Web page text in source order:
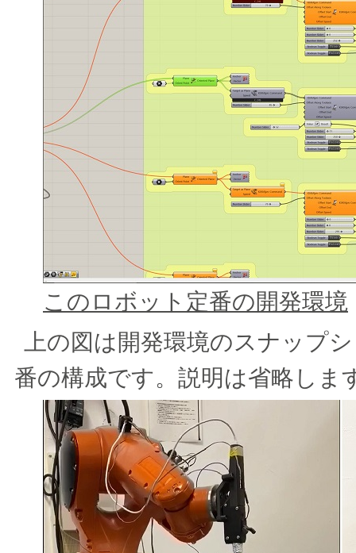
このロボット定番の開発環境
上の図は開発環境のスナップ
番の構成です。説明は省略しま